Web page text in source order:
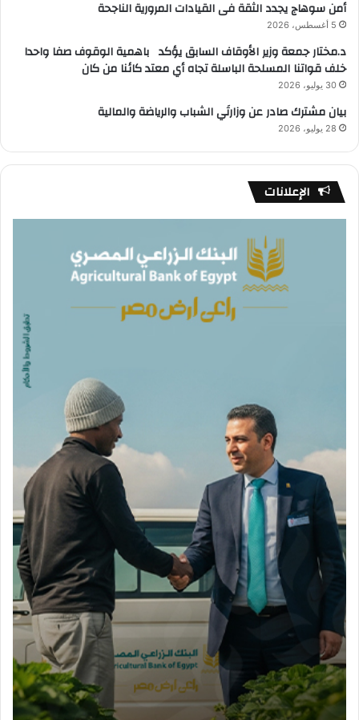
أمن سوهاج يجدد الثقة فى القيادات المرورية الناجحة
5 أغسطس، 2026
د.مختار جمعة وزير الأوقاف السابق يؤكد باهمية الوقوف صفا واحدا
خلف قواتنا المسلحة الباسلة تجاه أي معتد كائنا من كان
30 يوليو، 2026
بيان مشترك صادر عن وزارتَي الشباب والرياضة والمالية
28 يوليو، 2026
الإعلانات